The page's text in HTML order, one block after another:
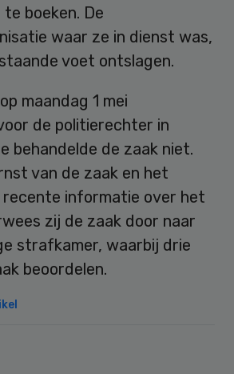
boeken. De
waar ze in dienst was,
voet ontslagen.
maandag 1 mei
de politierechter in
behandelde de zaak niet.
van de zaak en het
recente informatie over het
zij de zaak door naar
strafkamer, waarbij drie
beoordelen.